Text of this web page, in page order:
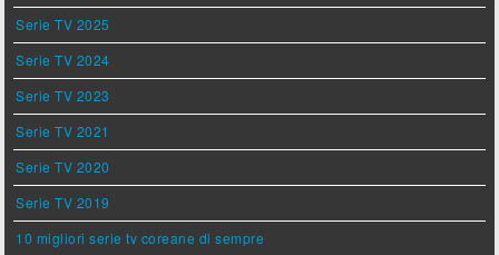
Serie TV 2025
Serie TV 2024
Serie TV 2023
Serie TV 2021
Serie TV 2020
Serie TV 2019
10 migliori serie tv coreane di sempre